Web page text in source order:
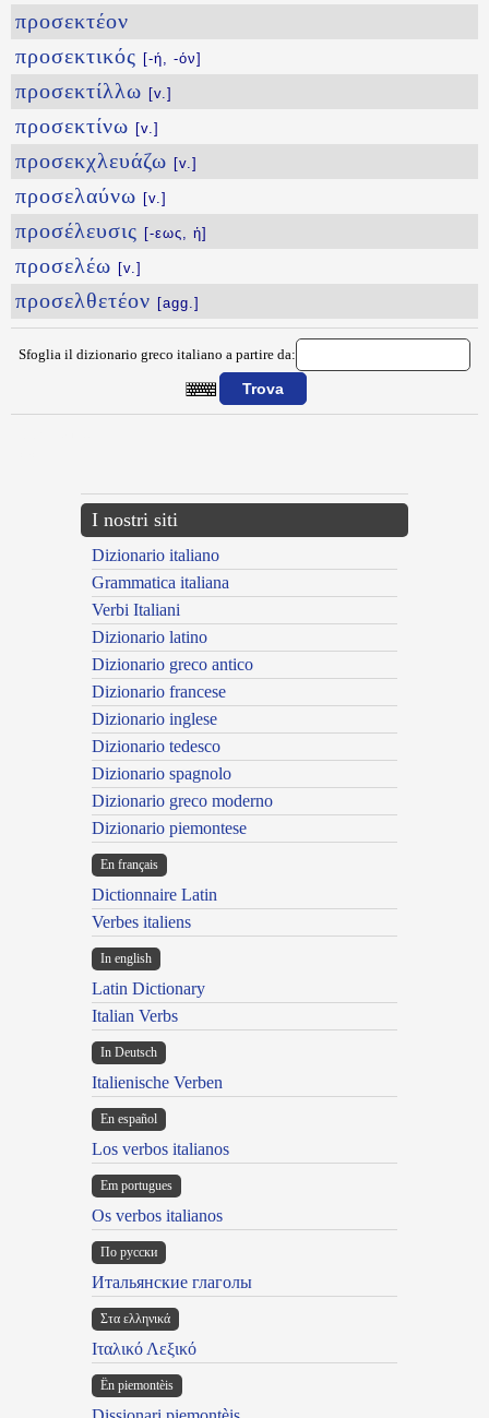
προσεκτέον
προσεκτικός [-ή, -όν]
προσεκτίλλω [v.]
προσεκτίνω [v.]
προσεκχλευάζω [v.]
προσελαύνω [v.]
προσέλευσις [-εως, ἡ]
προσελέω [v.]
προσελθετέον [agg.]
Sfoglia il dizionario greco italiano a partire da:
I nostri siti
Dizionario italiano
Grammatica italiana
Verbi Italiani
Dizionario latino
Dizionario greco antico
Dizionario francese
Dizionario inglese
Dizionario tedesco
Dizionario spagnolo
Dizionario greco moderno
Dizionario piemontese
En français
Dictionnaire Latin
Verbes italiens
In english
Latin Dictionary
Italian Verbs
In Deutsch
Italienische Verben
En español
Los verbos italianos
Em portugues
Os verbos italianos
По русски
Итальянские глаголы
Στα ελληνικά
Ιταλικό Λεξικό
Ën piemontèis